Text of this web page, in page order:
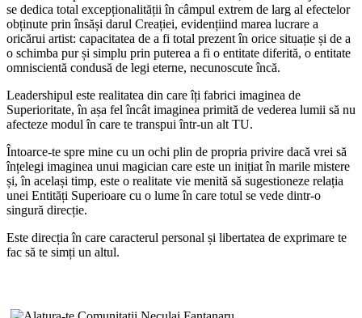
se dedica total excepționalității în câmpul extrem de larg al efectelor
obținute prin însăși darul Creației, evidențiind marea lucrare a
oricărui artist: capacitatea de a fi total prezent în orice situație și de a
o schimba pur și simplu prin puterea a fi o entitate diferită, o entitate
omniscientă condusă de legi eterne, necunoscute încă.
Leadershipul este realitatea din care îți fabrici imaginea de
Superioritate, în așa fel încât imaginea primită de vederea lumii să nu
afecteze modul în care te transpui într-un alt TU.
Întoarce-te spre mine cu un ochi plin de propria privire dacă vrei să
înțelegi imaginea unui magician care este un inițiat în marile mistere
și, în același timp, este o realitate vie menită să sugestioneze relația
unei Entități Superioare cu o lume în care totul se vede dintr-o
singură direcție.
Este direcția în care caracterul personal și libertatea de exprimare te
fac să te simți un altul.